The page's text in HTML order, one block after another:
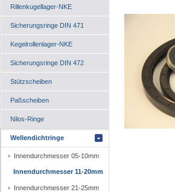
Rillenkugellager-NKE
Sicherungsringe DIN 471
Kegelrollenlager-NKE
Sicherungsringe DIN 472
Stützscheiben
Paßscheiben
Nilos-Ringe
Wellendichtringe
Innendurchmesser 05-10mm
Innendurchmesser 11-20mm
Innendurchmesser 21-25mm